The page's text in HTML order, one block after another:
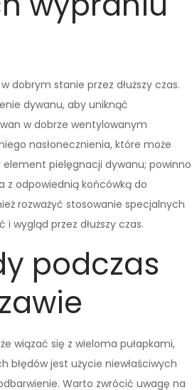
dobrym stanie przez dłuższy czas.
dywanu, aby uniknąć
w dobrze wentylowanym
nasłonecznienia, które może
pielęgnacji dywanu; powinno
z odpowiednią końcówką do
rozważyć stosowanie specjalnych
wygląd przez dłuższy czas.
podczas
wiązać się z wieloma pułapkami,
jest użycie niewłaściwych
Warto zwrócić uwagę na